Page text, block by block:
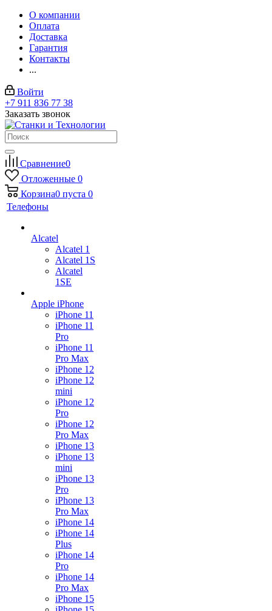
О компании
Оплата
Доставка
Гарантия
Контакты
...
Войти
+7 911 836 77 38
Заказать звонок
Сравнение0
Отложенные 0
Корзина0 пуста 0
Телефоны
Alcatel
Alcatel 1
Alcatel 1S
Alcatel
1SE
Apple iPhone
iPhone 11
iPhone 11
Pro
iPhone 11
Pro Max
iPhone 12
iPhone 12
mini
iPhone 12
Pro
iPhone 12
Pro Max
iPhone 13
iPhone 13
mini
iPhone 13
Pro
iPhone 13
Pro Max
iPhone 14
iPhone 14
Plus
iPhone 14
Pro
iPhone 14
Pro Max
iPhone 15